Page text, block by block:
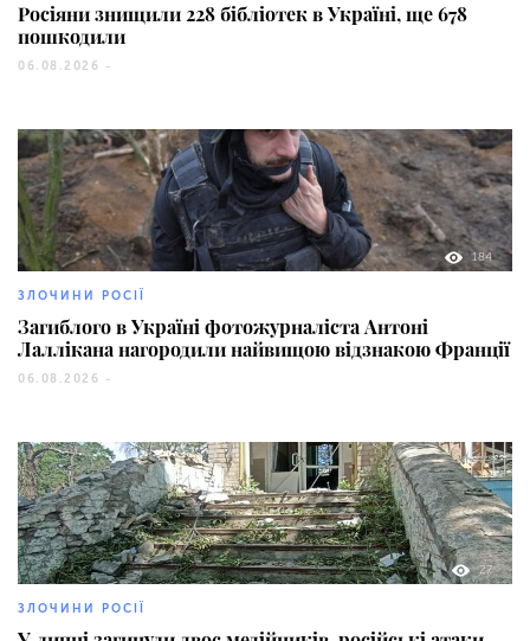
Росіяни знищили 228 бібліотек в Україні, ще 678
пошкодили
06.08.2026 -
184
ЗЛОЧИНИ РОСІЇ
Загиблого в Україні фотожурналіста Антоні
Лаллікана нагородили найвищою відзнакою Франції
06.08.2026 -
27
ЗЛОЧИНИ РОСІЇ